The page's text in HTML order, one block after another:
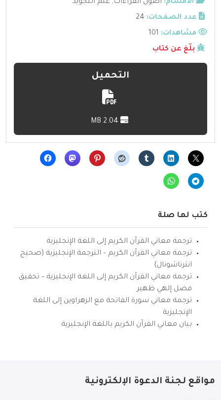
الأقسام: أصول القراءات, علم التجويد
عدد الصفحات: 24
مشاهدات:
بلّغ عن كتاب
التحميل
كتب لها صلة
ترجمة معاني القرآن الكريم إلى اللغة الإنجليزية
ترجمة معاني القرآن الكريم – الترجمة الإنجليزية (صحيح
انترناشونال)
ترجمة معاني القرآن الكريم إلى اللغة الإنجليزية – تحقيق
فضل إلهي ظهير
ترجمة معاني سورة الفاتحة مع الزهراوين إلى اللغة
الإنجليزية
بيان معاني القرآن الكريم باللغة الإنجليزية
مواقع لجنة الدعوة الإلكترونية